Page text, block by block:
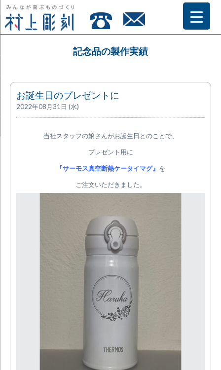
記念品の製作実績
お誕生日のプレゼントに
2022年08月31日 (水)
当社スタッフの娘さんがお誕生日とのことで、
プレゼント用に
『サーモス真空断熱ケータイマグ』 を
ご注文いただきました。